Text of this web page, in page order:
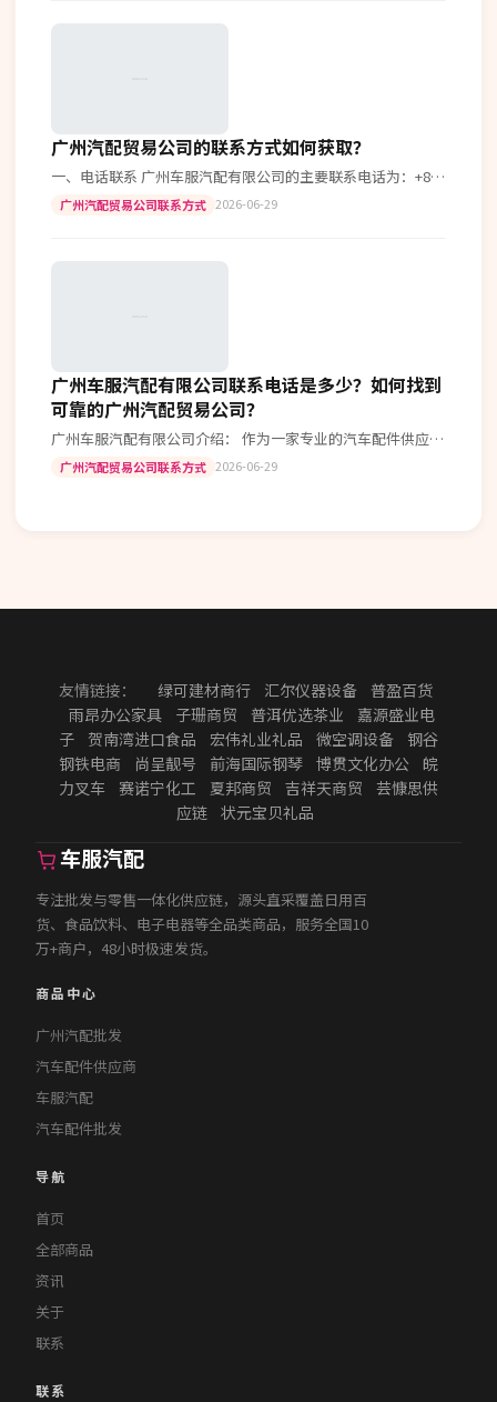
广州汽配贸易公司的联系方式如何获取？
一、电话联系 广州车服汽配有限公司的主要联系电话为：+86-
20-12345678，+86-20-98765432。在工作时间内，您可以
广州汽配贸易公司联系方式 2026-06-29
广州车服汽配有限公司联系电话是多少？如何找到
可靠的广州汽配贸易公司？
广州车服汽配有限公司介绍： 作为一家专业的汽车配件供应
商，广州车服汽配有限公司在广州市区拥有广泛的销售网络和
广州汽配贸易公司联系方式 2026-06-29
友情链接： 绿可建材商行 汇尔仪器设备
普盈百货
雨昂办公家具
子珊商贸 普洱优选茶业
嘉源盛业电
子
贺南湾进口食品 宏伟礼业礼品 微空调设备
钢谷
钢铁电商
尚呈靓号 前海国际钢琴 博贯文化办公
皖
力叉车
赛诺宁化工 夏邦商贸 吉祥天商贸
芸慷思供
应链 状元宝贝礼品
车服汽配
专注批发与零售一体化供应链，源头直采覆盖日用百
货、食品饮料、电子电器等全品类商品，服务全国10
万+商户，48小时极速发货。
商品中心
广州汽配批发
汽车配件供应商
车服汽配
汽车配件批发
导航
首页
全部商品
资讯
关于
联系
联系